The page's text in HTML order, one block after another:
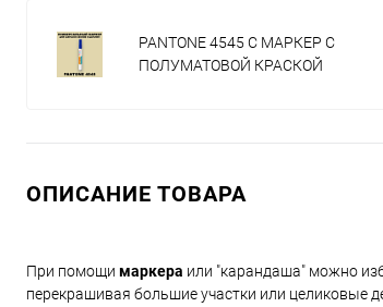
PANTONE 4545 C МАРКЕР С
ПОЛУМАТОВОЙ КРАСКОЙ
ОПИСАНИЕ ТОВАРА
При помощи маркера или "карандаша" можно
перекрашивая большие участки или целиковые